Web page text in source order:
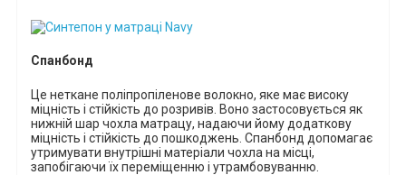
Спанбонд
Це неткане поліпропіленове волокно, яке має високу
міцність і стійкість до розривів. Воно застосовується як
нижній шар чохла матрацу, надаючи йому додаткову
міцність і стійкість до пошкоджень. Спанбонд допомагає
утримувати внутрішні матеріали чохла на місці,
запобігаючи їх переміщенню і утрамбовуванню.